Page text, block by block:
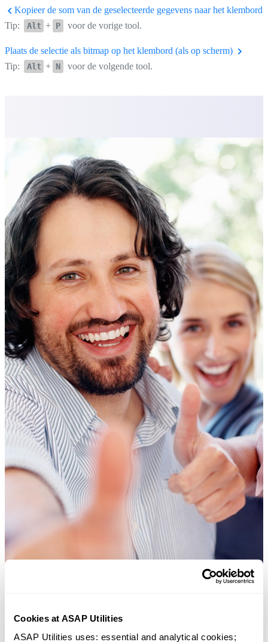
Cookies at ASAP Utilities
ASAP Utilities uses: essential and analytical cookies;
Kopieer de som van de geselecteerde gegevens naar het klembord
Tip:
Alt + P voor de vorige tool.
Plaats de selectie als bitmap op het klembord (als op scherm)
Tip:
Alt + N voor de volgende tool.